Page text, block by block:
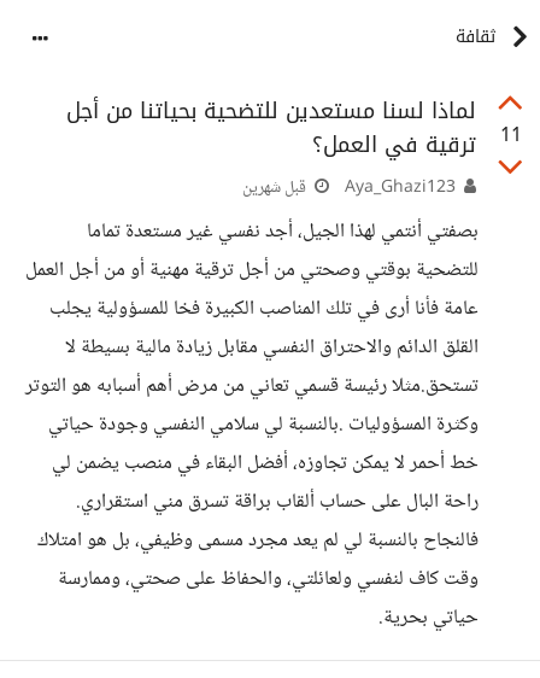
ثقافة
11
لماذا لسنا مستعدين للتضحية بحياتنا من أجل
ترقية في العمل؟
قبل شهرين
بصفتي أنتمي لهذا الجيل، أجد نفسي غير مستعدة تماما
للتضحية بوقتي وصحتي من أجل ترقية مهنية أو من أجل العمل
عامة فأنا أرى في تلك المناصب الكبيرة فخا للمسؤولية يجلب
القلق الدائم والاحتراق النفسي مقابل زيادة مالية بسيطة لا
تستحق.مثلا رئيسة قسمي تعاني من مرض أهم أسبابه هو التوتر
وكثرة المسؤوليات .بالنسبة لي سلامي النفسي وجودة حياتي
خط أحمر لا يمكن تجاوزه، أفضل البقاء في منصب يضمن لي
راحة البال على حساب ألقاب براقة تسرق مني استقراري.
فالنجاح بالنسبة لي لم يعد مجرد مسمى وظيفي، بل هو امتلاك
وقت كاف لنفسي ولعائلتي، والحفاظ على صحتي، وممارسة
حياتي بحرية.